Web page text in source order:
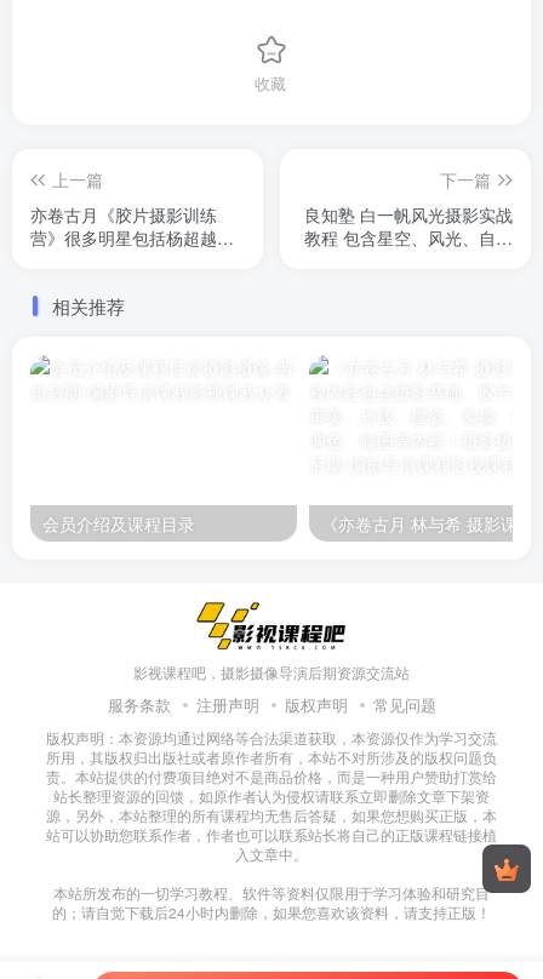
收藏
上一篇
亦卷古月《胶片摄影训练
营》很多明星包括杨超越等
容。少见胶片摄影系统课
下一篇
良知塾 白一帆风光摄影实战
教程 ​包含星空、风光、自然
相关推荐
会员介绍及课程目录
影视课程吧，摄影摄像导演后期资源交流站
服务条款 注册声明 版权声明 常见问题
版权声明：本资源均通过网络等合法渠道获取，本资源仅作为学习交流
所用，其版权归出版社或者原作者所有，本站不对所涉及的版权问题负
责。本站提供的付费项目绝对不是商品价格，而是一种用户赞助打赏给
站长整理资源的回馈，如原作者认为侵权请联系立即删除文章下架资
源，另外，本站整理的所有课程均无售后答疑，如果您想购买正版，本
站可以协助您联系作者，作者也可以联系站长将自己的正版课程链接植
入文章中。
本站所发布的一切学习教程、软件等资料仅限用于学习体验和研究目
的；请自觉下载后24小时内删除，如果您喜欢该资料，请支持正版！